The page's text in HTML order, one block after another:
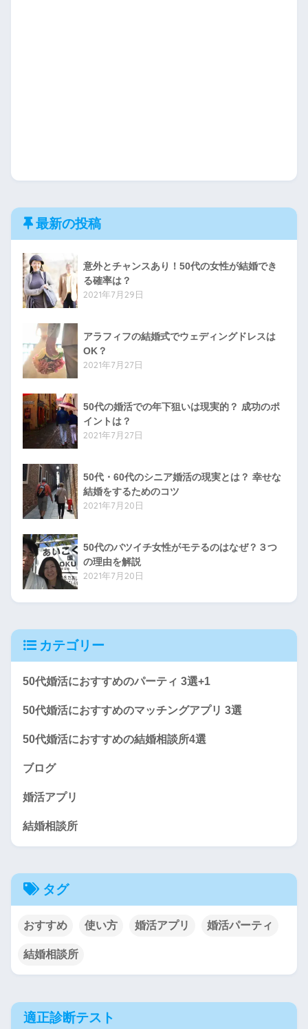
最新の投稿
意外とチャンスあり！50代の女性が結婚でき
る確率は？
2021年7月29日
アラフィフの結婚式でウェディングドレスは
OK？
2021年7月27日
50代の婚活での年下狙いは現実的？ 成功のポ
イントは？
2021年7月27日
50代・60代のシニア婚活の現実とは？ 幸せな
結婚をするためのコツ
2021年7月20日
50代のバツイチ女性がモテるのはなぜ？３つ
の理由を解説
2021年7月20日
カテゴリー
50代婚活におすすめのパーティ 3選+1
50代婚活におすすめのマッチングアプリ 3選
50代婚活におすすめの結婚相談所4選
ブログ
婚活アプリ
結婚相談所
タグ
おすすめ 使い方 婚活アプリ 婚活パーティ
結婚相談所
適正診断テスト